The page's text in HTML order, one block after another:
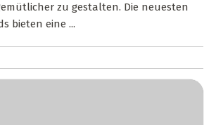
zu gestalten. Die neuesten
bieten eine ...